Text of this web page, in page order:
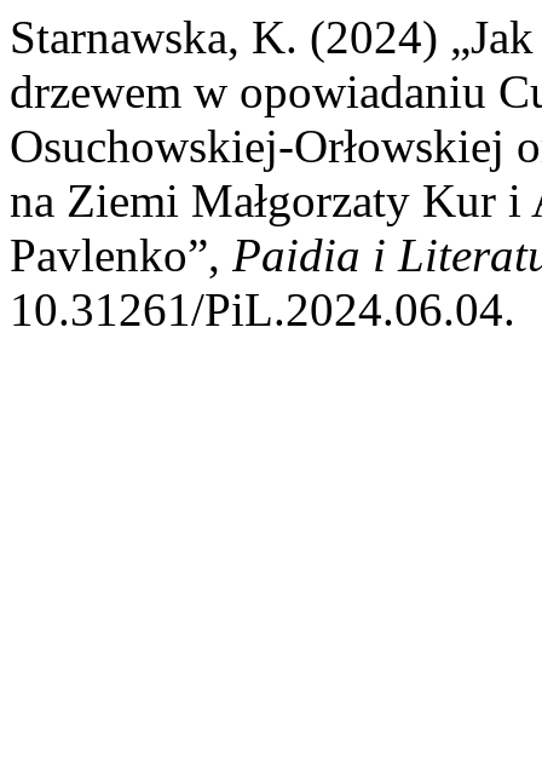
Starnawska, K. (2024)
drzewem w opowiadaniu
Osuchowskiej-Orłowskiej
na Ziemi Małgorzaty Kur
Pavlenko”, Paidia i
10.31261/PiL.2024.06.04.